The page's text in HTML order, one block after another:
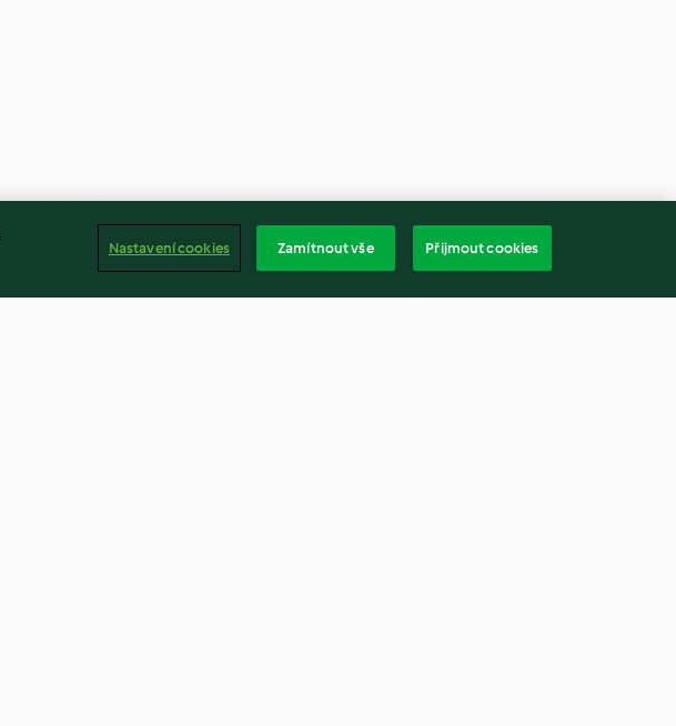
Nastavení cookies Zamítnout vše Přijmout cookies